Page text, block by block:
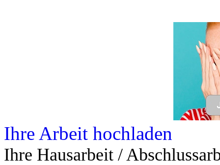
Ihre Arbeit hochladen
Ihre Hausarbeit /